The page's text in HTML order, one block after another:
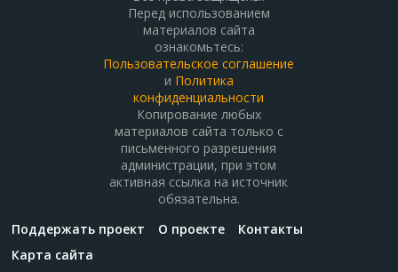
Перед использованием
материалов сайта
ознакомьтесь:
Пользовательское соглашение
и Политика
конфиденциальности
Копирование любых
материалов сайта только с
письменного разрешения
администрации, при этом
активная ссылка на источник
обязательна.
Поддержать проект
О проекте
Контакты
Карта сайта